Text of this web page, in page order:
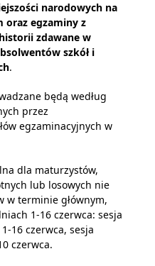
narodowych na
oraz egzaminy z
zdawane w
szkół i
.
będą według
przez
egzaminacyjnych w
dla maturzystów,
lub losowych nie
w terminie głównym,
1-16 czerwca: sesja
16 czerwca, sesja
czerwca.